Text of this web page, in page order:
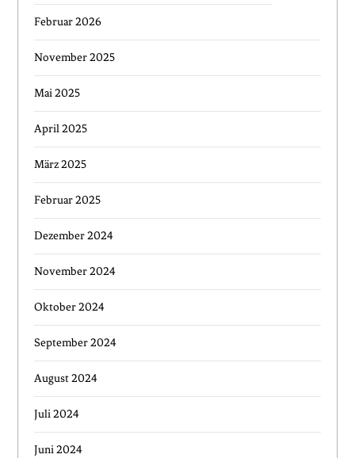
Februar 2026
November 2025
Mai 2025
April 2025
März 2025
Februar 2025
Dezember 2024
November 2024
Oktober 2024
September 2024
August 2024
Juli 2024
Juni 2024